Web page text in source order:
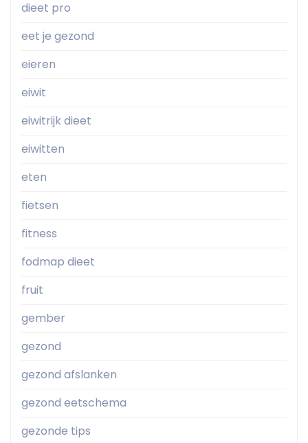
dieet pro
eet je gezond
eieren
eiwit
eiwitrijk dieet
eiwitten
eten
fietsen
fitness
fodmap dieet
fruit
gember
gezond
gezond afslanken
gezond eetschema
gezonde tips